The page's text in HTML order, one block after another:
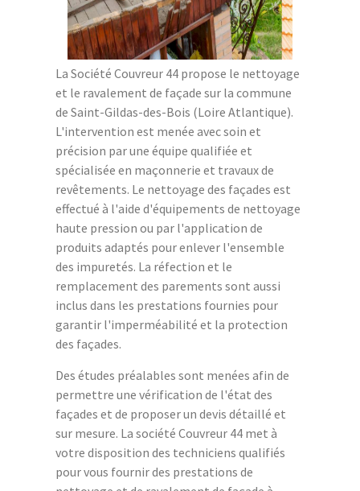
La Société Couvreur 44 propose le nettoyage
et le ravalement de façade sur la commune
de Saint-Gildas-des-Bois (Loire Atlantique).
L'intervention est menée avec soin et
précision par une équipe qualifiée et
spécialisée en maçonnerie et travaux de
revêtements. Le nettoyage des façades est
effectué à l'aide d'équipements de nettoyage
haute pression ou par l'application de
produits adaptés pour enlever l'ensemble
des impuretés. La réfection et le
remplacement des parements sont aussi
inclus dans les prestations fournies pour
garantir l'imperméabilité et la protection
des façades.
Des études préalables sont menées afin de
permettre une vérification de l'état des
façades et de proposer un devis détaillé et
sur mesure. La société Couvreur 44 met à
votre disposition des techniciens qualifiés
pour vous fournir des prestations de